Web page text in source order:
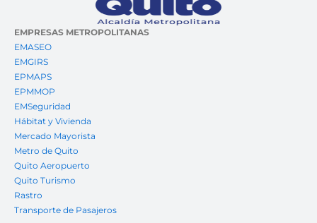
EMPRESAS METROPOLITANAS
EMASEO
EMGIRS
EPMAPS
EPMMOP
EMSeguridad
Hábitat y Vivienda
Mercado Mayorista
Metro de Quito
Quito Aeropuerto
Quito Turismo
Rastro
Transporte de Pasajeros